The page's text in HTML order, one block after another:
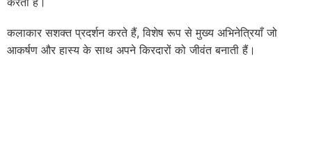
कलाकार सशक्त प्रदर्शन करते हैं, विशेष रूप से मुख्य अभिनेत्रियाँ जो
आकर्षण और हास्य के साथ अपने किरदारों को जीवंत बनाती हैं।